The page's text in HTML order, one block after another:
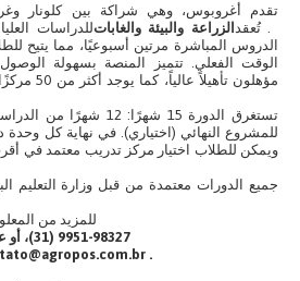
تقدم أغروبوس، وهي شراكة بين كلونار
للدراساتالزراعة والبيئة والغابات . تُعقد
الدروس المباشرة مرتين أسبوعيًا، مما يتيح
الوقت الفعلي. تتميز المنصة بسهولة
مؤهلون
للمشروع النهائي (اختياري). في نهاية كل
ويمكن للطلاب اختيار مركز تدريب معتمد في
للمزيد من
9951-98327 (31)، أو عبر واتساب: 3111-98720 (31)
.